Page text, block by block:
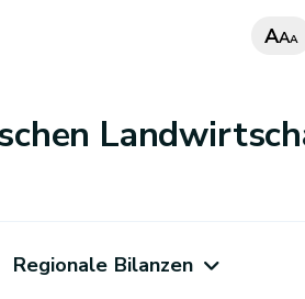
AAA
Regionale Bilanzen